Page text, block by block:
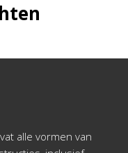
alle vormen van